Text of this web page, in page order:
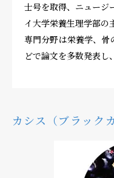
士号を取得、ニュージ
イ大学栄養生理学部の
専門分野は栄養学、骨
どで論文を多数発表し
カシス（ブラック